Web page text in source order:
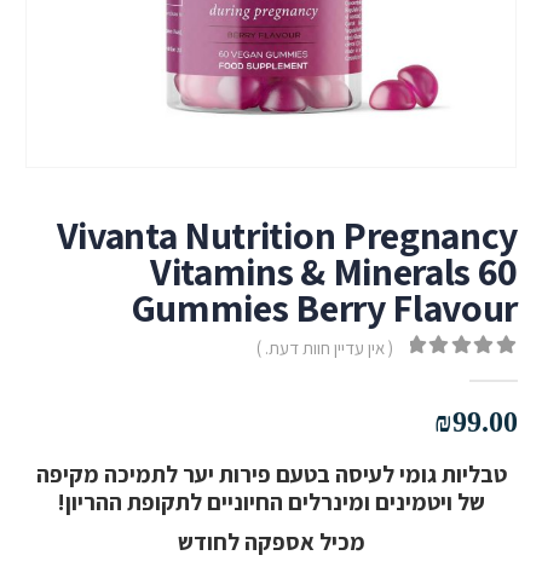
Vivanta Nutrition Pregnancy
Vitamins & Minerals 60
Gummies Berry Flavour
( אין עדיין חוות דעת. )
₪99.00
טבליות גומי לעיסה בטעם פירות יער לתמיכה מקיפה
של ויטמינים ומינרלים החיוניים לתקופת ההריון!
מכיל אספקה לחודש